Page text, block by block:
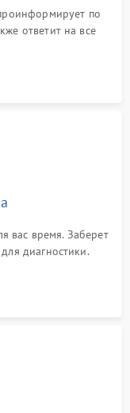
по
ответит на все
вас время. Заберет
диагностики.